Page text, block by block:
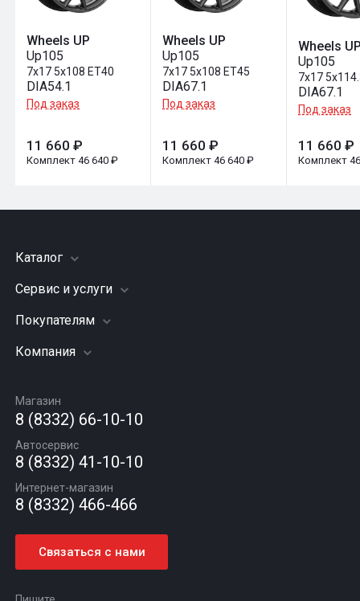
Wheels UP
Up105
7x17 5x108 ET40
DIA54.1
Под заказ
11 660 ₽
Комплект 46 640 ₽
Wheels UP
Up105
7x17 5x108 ET45
DIA67.1
Под заказ
11 660 ₽
Комплект 46 640 ₽
Wheels
Up105
7x17
DIA67.1
Под заказ
11 660 ₽
Комплект
Каталог
Шины
Грузовые шины
Диски
Автомасла
Сервис и услуги
Заправка кондиционера
Подвеска (ходовая часть)
Шиномонтаж
Покупателям
Акции
Гарантии и возврат
Компания
Вакансии
Новости
Статьи
Контакты
Магазин
8 (8332) 66-10-10
Автосервис
8 (8332) 41-10-10
Интернет-магазин
8 (8332) 466-466
Связаться с нами